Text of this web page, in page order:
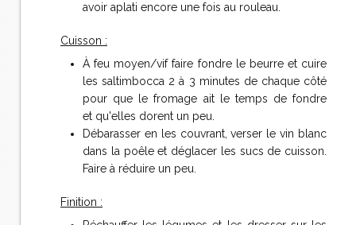
avoir aplati encore une fois au rouleau.
Cuisson :
À feu moyen/vif faire fondre le beurre et cuire
les saltimbocca 2 à 3 minutes de chaque côté
pour que le fromage ait le temps de fondre
et qu'elles dorent un peu.
Débarasser en les couvrant, verser le vin blanc
dans la poêle et déglacer les sucs de cuisson.
Faire à réduire un peu.
Finition :